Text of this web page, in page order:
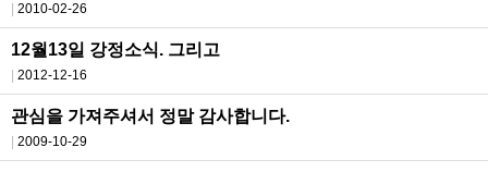
2010-02-26
12월13일 강정소식. 그리고
2012-12-16
관심을 가져주셔서 정말 감사합니다.
2009-10-29